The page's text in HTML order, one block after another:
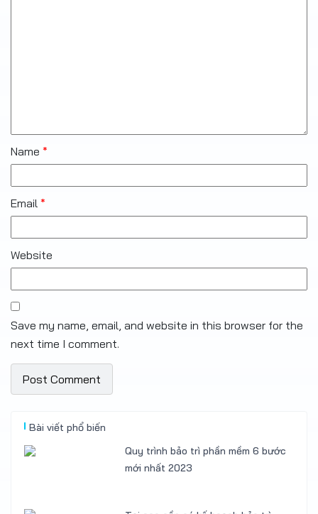
Name *
Email *
Website
Save my name, email, and website in this browser for the
next time I comment.
Bài viết phổ biến
Quy trình bảo trì phần mềm 6 bước
mới nhất 2023